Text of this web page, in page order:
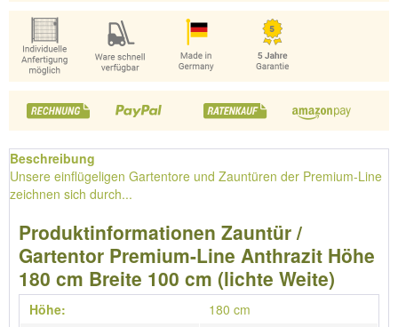
Beschreibung
Unsere einflügeligen Gartentore und Zauntüren der Premium-Line
zeichnen sich durch...
Produktinformationen Zauntür /
Gartentor Premium-Line Anthrazit Höhe
180 cm Breite 100 cm (lichte Weite)
Höhe:
180 cm